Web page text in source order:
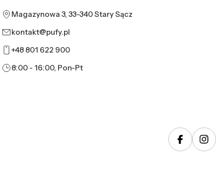
Magazynowa 3, 33-340 Stary Sącz
kontakt@pufy.pl
+48 801 622 900
8:00 - 16:00, Pon-Pt